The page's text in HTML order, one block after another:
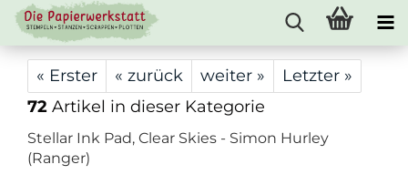
« Erster « zurück weiter »
Letzter »
72 Artikel in dieser Kategorie
Stellar Ink Pad, Clear Skies - Simon Hurley
(Ranger)